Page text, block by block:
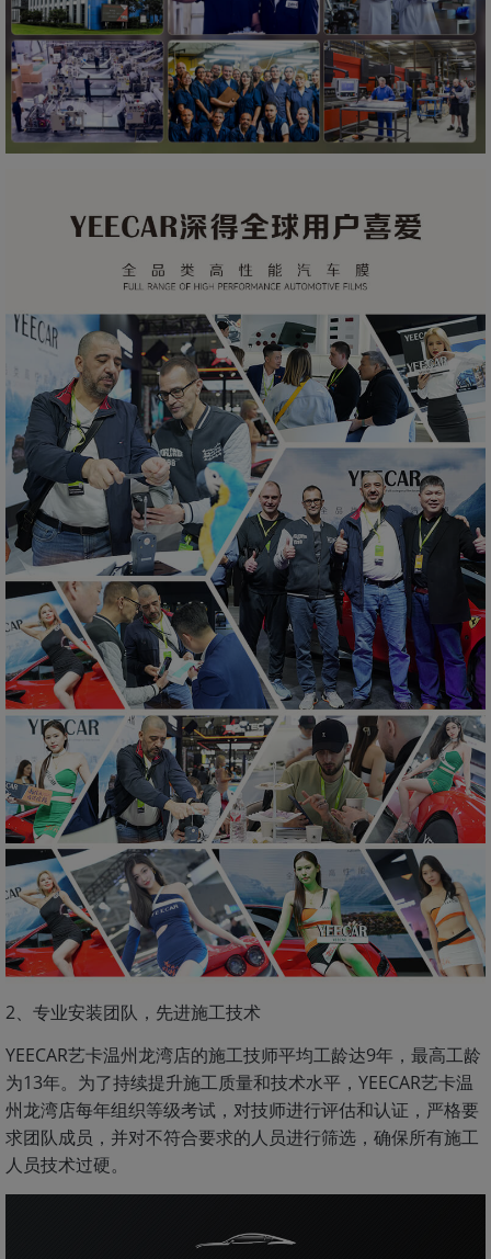
2、专业安装团队，先进施工技术
YEECAR艺卡温州龙湾店的施工技师平均工龄达9年，最高工龄
为13年。为了持续提升施工质量和技术水平，YEECAR艺卡温
州龙湾店每年组织等级考试，对技师进行评估和认证，严格要
求团队成员，并对不符合要求的人员进行筛选，确保所有施工
人员技术过硬。